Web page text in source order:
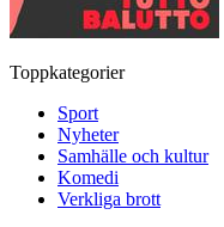
Toppkategorier
Sport
Nyheter
Samhälle och kultur
Komedi
Verkliga brott